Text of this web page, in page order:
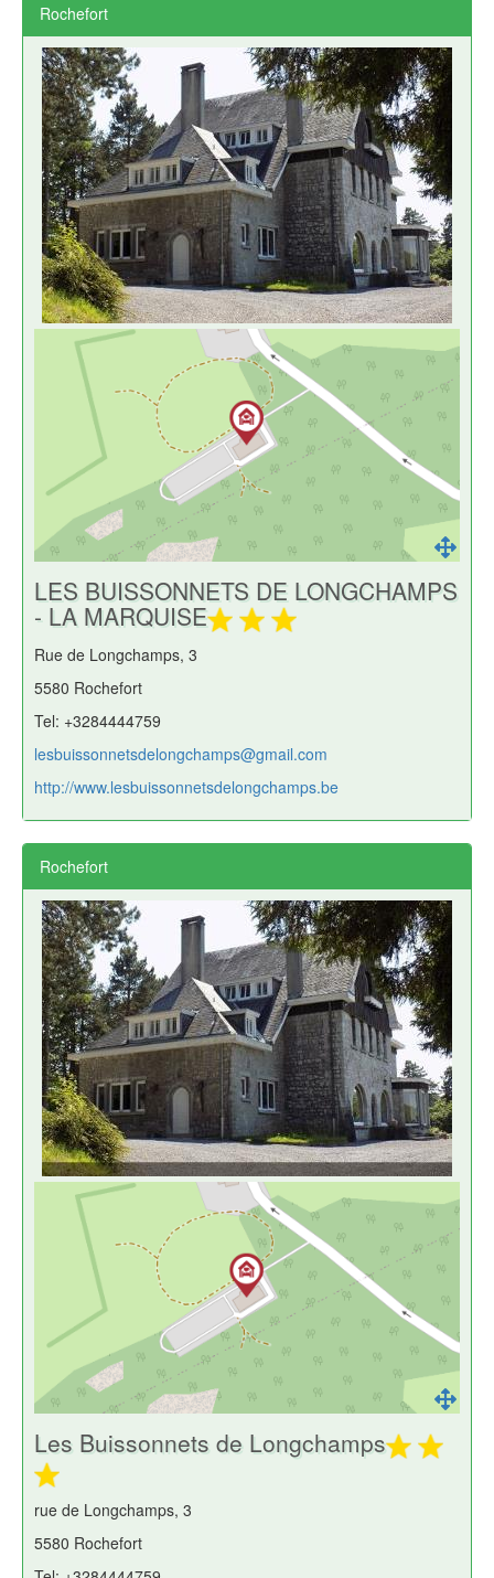
Rochefort
LES BUISSONNETS DE LONGCHAMPS
- LA MARQUISE
Rue de Longchamps, 3
5580 Rochefort
Tel: +3284444759
lesbuissonnetsdelongchamps@gmail.com
http://www.lesbuissonnetsdelongchamps.be
Rochefort
Les Buissonnets de Longchamps
rue de Longchamps, 3
5580 Rochefort